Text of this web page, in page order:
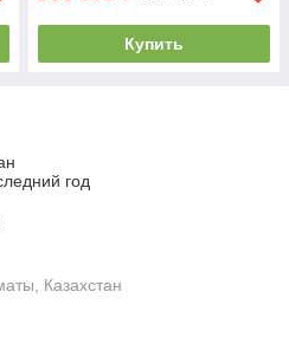
Купить
год
Казахстан